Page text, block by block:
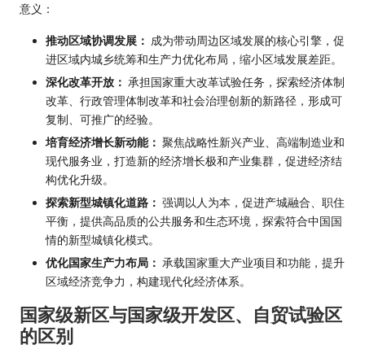
意义：
推动区域协调发展： 成为带动周边区域发展的核心引擎，促
进区域内城乡统筹和生产力优化布局，缩小区域发展差距。
深化改革开放： 承担国家重大改革试验任务，探索经济体制
改革、行政管理体制改革和社会治理创新的新路径，形成可
复制、可推广的经验。
培育经济增长新动能： 聚焦战略性新兴产业、高端制造业和
现代服务业，打造新的经济增长极和产业集群，促进经济结
构优化升级。
探索新型城镇化道路： 强调以人为本，促进产城融合、职住
平衡，提供高品质的公共服务和生态环境，探索符合中国国
情的新型城镇化模式。
优化国家生产力布局： 承载国家重大产业项目和功能，提升
区域经济竞争力，构建现代化经济体系。
国家级新区与国家级开发区、自贸试验区
的区别